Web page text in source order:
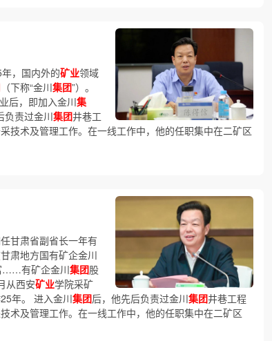
，国内外的矿业领域
（下称“金川集团”）。
后，即加入金川集
负责过金川集团井巷工
技术及管理工作。在一线工作中，他的任职集中在二矿区
甘肃省副省长一年有
肃地方国有矿企金川
……有矿企金川集团股
从西安矿业学院采矿
年。 进入金川集团后，他先后负责过金川集团井巷工程
术及管理工作。在一线工作中，他的任职集中在二矿区